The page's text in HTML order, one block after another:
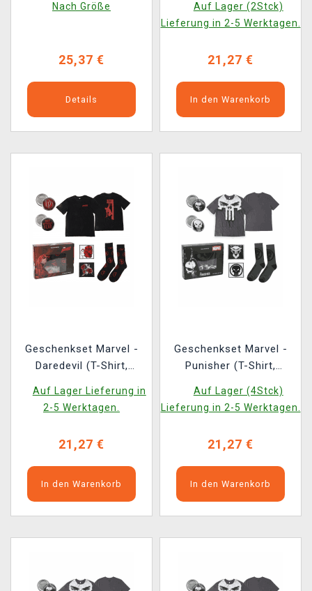
Nach Größe
25,37 €
Details
Socken) (Größe XL)
Auf Lager (2Stck)
Lieferung in 2-5 Werktagen.
21,27 €
In den Warenkorb
Geschenkset Marvel -
Daredevil (T-Shirt,
Socken) (Größe L)
Auf Lager Lieferung in
2-5 Werktagen.
21,27 €
In den Warenkorb
Geschenkset Marvel -
Punisher (T-Shirt,
Socken) (Größe XL)
Auf Lager (4Stck)
Lieferung in 2-5 Werktagen.
21,27 €
In den Warenkorb